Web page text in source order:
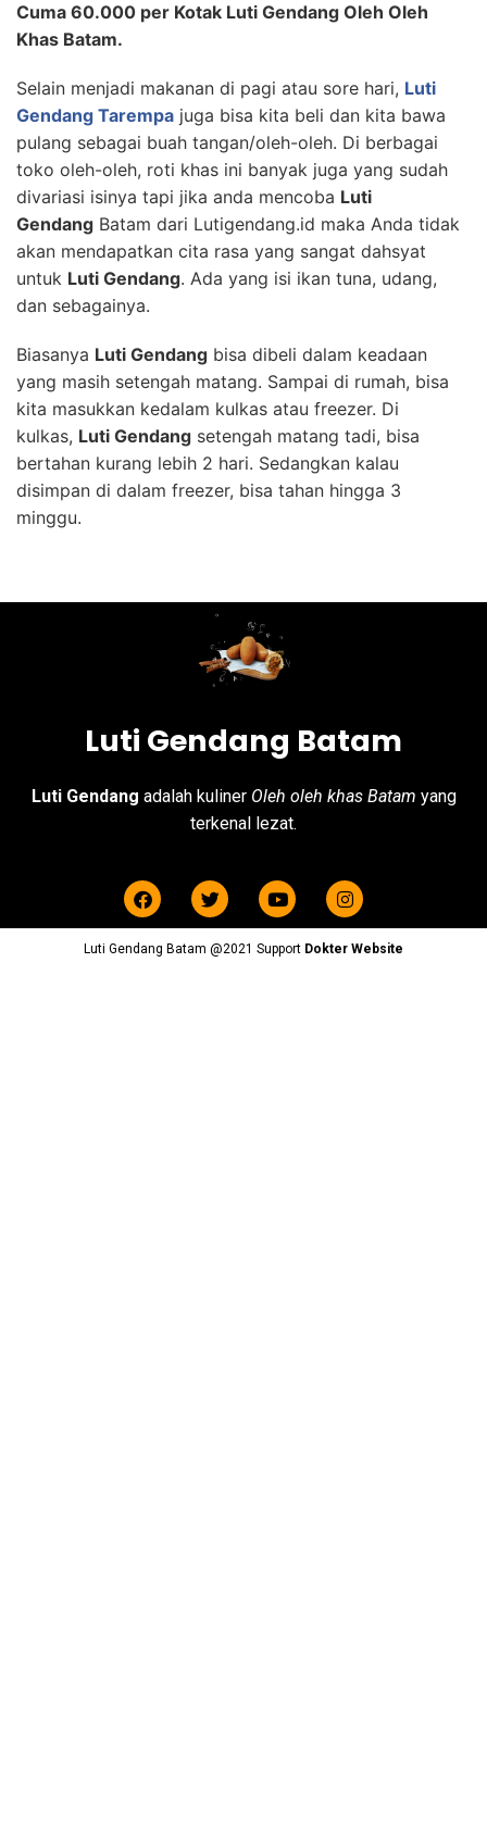
Cuma 60.000 per Kotak Luti Gendang Oleh Oleh
Khas Batam.
Selain menjadi makanan di pagi atau sore hari, Luti
Gendang Tarempa juga bisa kita beli dan kita bawa
pulang sebagai buah tangan/oleh-oleh. Di berbagai
toko oleh-oleh, roti khas ini banyak juga yang sudah
divariasi isinya tapi jika anda mencoba Luti
Gendang Batam dari Lutigendang.id maka Anda tidak
akan mendapatkan cita rasa yang sangat dahsyat
untuk Luti Gendang. Ada yang isi ikan tuna, udang,
dan sebagainya.
Biasanya Luti Gendang bisa dibeli dalam keadaan
yang masih setengah matang. Sampai di rumah, bisa
kita masukkan kedalam kulkas atau freezer. Di
kulkas, Luti Gendang setengah matang tadi, bisa
bertahan kurang lebih 2 hari. Sedangkan kalau
disimpan di dalam freezer, bisa tahan hingga 3
minggu.
Luti Gendang Batam
Luti Gendang adalah kuliner Oleh oleh khas Batam yang
terkenal lezat.
Luti Gendang Batam @2021 Support Dokter Website